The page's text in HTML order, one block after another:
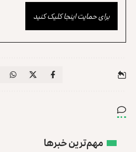
برای حمایت اینجا کلیک کنید
مهم‌ترین خبرها